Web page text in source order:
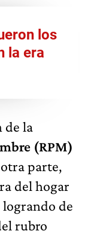
los
la era
de la
(RPM)
parte,
del hogar
logrando de
rubro